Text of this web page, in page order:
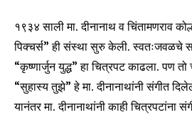
१९३४ साली मा. दीनानाथ व चिंतामणराव
पिक्चर्स” ही संस्था सुरु केली. स्वतःजवळचे
“कृष्णार्जुन युद्ध” हा चित्रपट काढला. पण तो
“सुहास्य तुझे” हे मा. दीनानाथांनी संगीत
यानंतर मा. दीनानाथांनी काही चित्रपटांना